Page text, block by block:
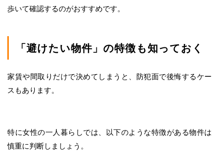
歩いて確認するのがおすすめです。
「避けたい物件」の特徴も知っておく
家賃や間取りだけで決めてしまうと、防犯面で後悔するケー
スもあります。
特に女性の一人暮らしでは、以下のような特徴がある物件は
慎重に判断しましょう。